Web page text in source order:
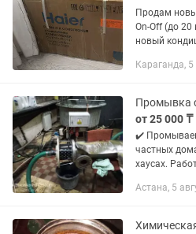
Продам
On-Off (до 20 м²) Продаю
новый
упаковка не
Караганда, 5
Промывка
от 25 000 ₸
✔️
частныx
xaуcax.
гоpячeй
Астана, 5